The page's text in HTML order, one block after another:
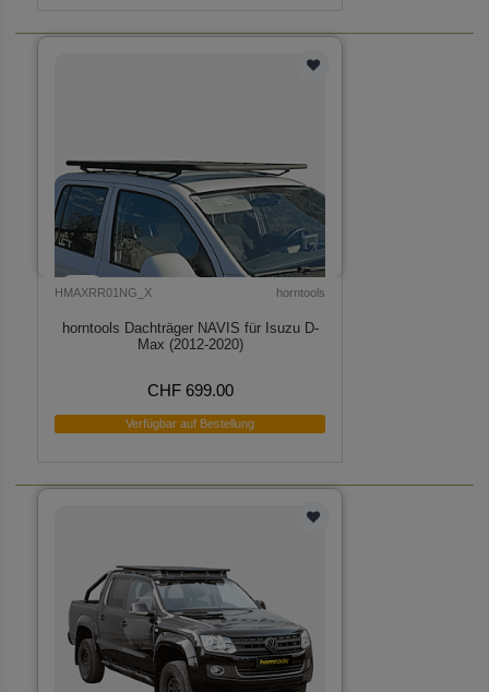
HMAXRR01NG_X horntools
horntools Dachträger NAVIS für Isuzu D-
Max (2012-2020)
CHF 699.00
Verfügbar auf Bestellung